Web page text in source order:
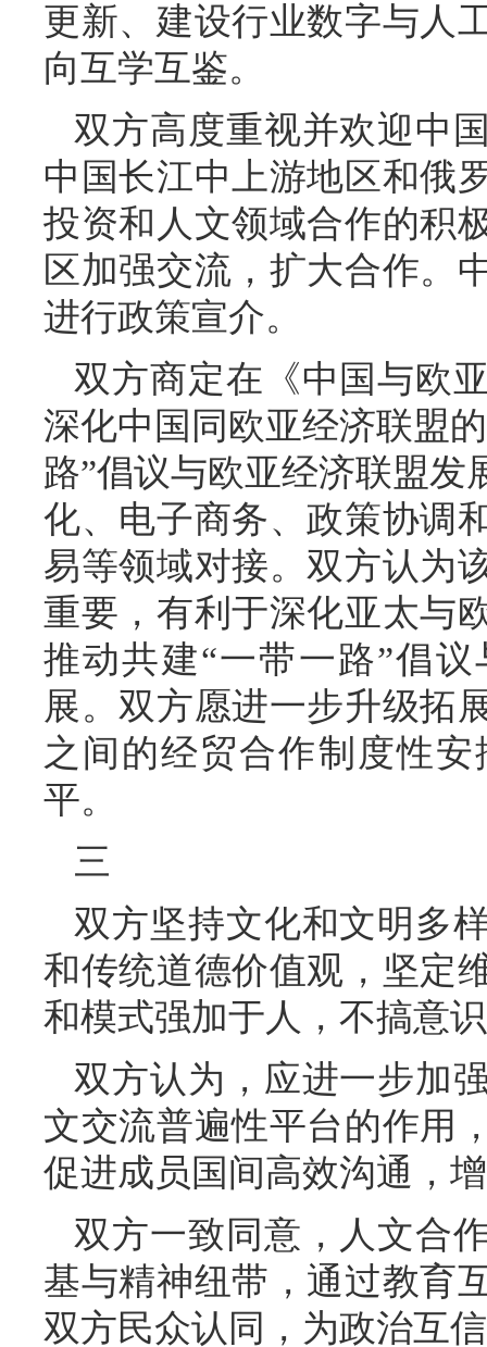
更新、建设行业数字与人
向互学互鉴。
双方高度重视并欢迎中
中国长江中上游地区和俄
投资和人文领域合作的积
区加强交流，扩大合作。
进行政策宣介。
双方商定在《中国与欧
深化中国同欧亚经济联盟
路”倡议与欧亚经济联盟
化、电子商务、政策协调
易等领域对接。双方认为
重要，有利于深化亚太与
推动共建“一带一路”倡
展。双方愿进一步升级拓
之间的经贸合作制度性
平。
三
双方坚持文化和文明多
和传统道德价值观，坚定
和模式强加于人，不搞意
双方认为，应进一步加
文交流普遍性平台的作用
促进成员国间高效沟通，
双方一致同意，人文合
基与精神纽带，通过教育
双方民众认同，为政治互